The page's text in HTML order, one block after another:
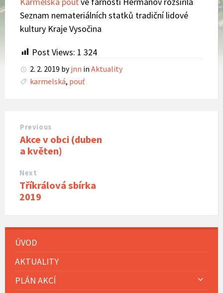
Seznam nemateriálních statků tradiční lidové
kultury Kraje Vysočina
Post Views: 1 324
2. 2. 2019 by jnn in Aktuality
karmelská, pouť
Previous
Akce v obci (duben
a květen)
Next
Tříkrálová sbírka
2019
ÚVOD
AKTUALITY
PLÁN AKCÍ